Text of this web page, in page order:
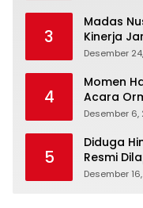
3
Madas
Kinerja
Panjang
Desember
4
Momen
Acara
Peci
Desember 6,
5
Diduga
Resmi
Desember